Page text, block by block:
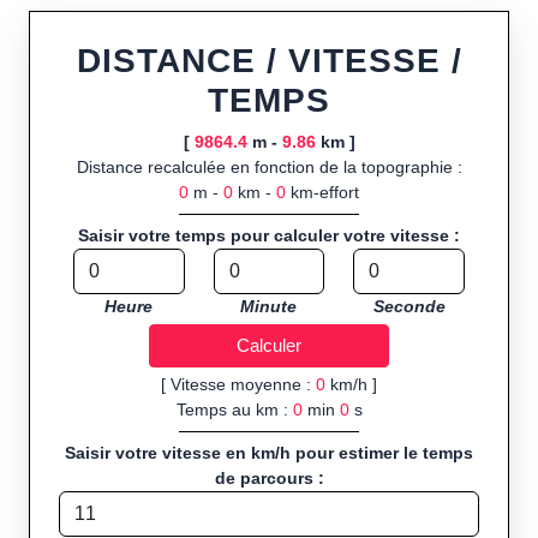
Fonctionnalités principales :tracé interactif point par point
ou import de fichier GPX, calcul instantané de la distance
(ajustée à la topographie), de la vitesse et du temps estimé,
profil d’élévation avec options de lissage, export en trace GPX,
route GPX, KML (plat ou relief) et TCX, ainsi que calculs
intégrés de calories dépensées, de VO₂max/VMA et d’IMC.
strong> sportifs de loisir et compétiteurs
préparant entraînements et parcours, organisateurs
d’événements partageant leurs itinéraires, et utilisateurs de
GPS souhaitant charger leurs trajets à l’avance.
Sports et activités disponibles :
Footing (jogging), course à
pied, cyclisme (vélo), VTT, randonnée, roller et équitation.
DISTANCE / VITESSE /
TEMPS
[ 9864.4m - 9.86km ]
Distance recalculée en fonction de la topographie :
0 m - 0 km - 0 km-effort
Saisir votre temps pour calculer votre vitesse :
Heure Minute Seconde
[ Vitesse moyenne : 0 km/h ]
Temps au km : 0min 0s
Saisir votre vitesse en km/h pour estimer le temps
de parcours :